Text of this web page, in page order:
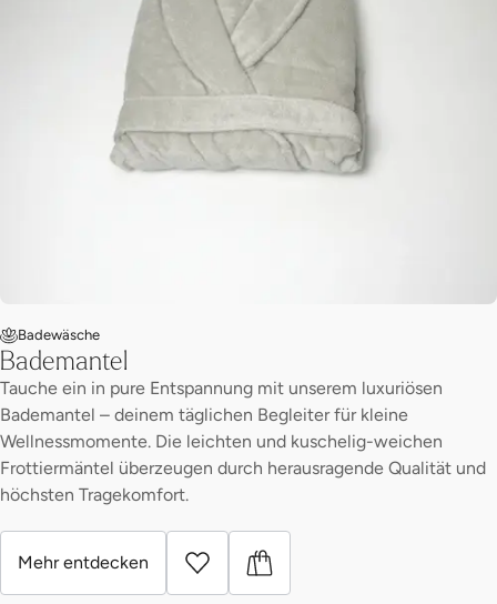
Badewäsche
Bademantel
Tauche ein in pure Entspannung mit unserem luxuriösen
Bademantel – deinem täglichen Begleiter für kleine
Wellnessmomente. Die leichten und kuschelig-weichen
Frottiermäntel überzeugen durch herausragende Qualität und
höchsten Tragekomfort.
Mehr entdecken